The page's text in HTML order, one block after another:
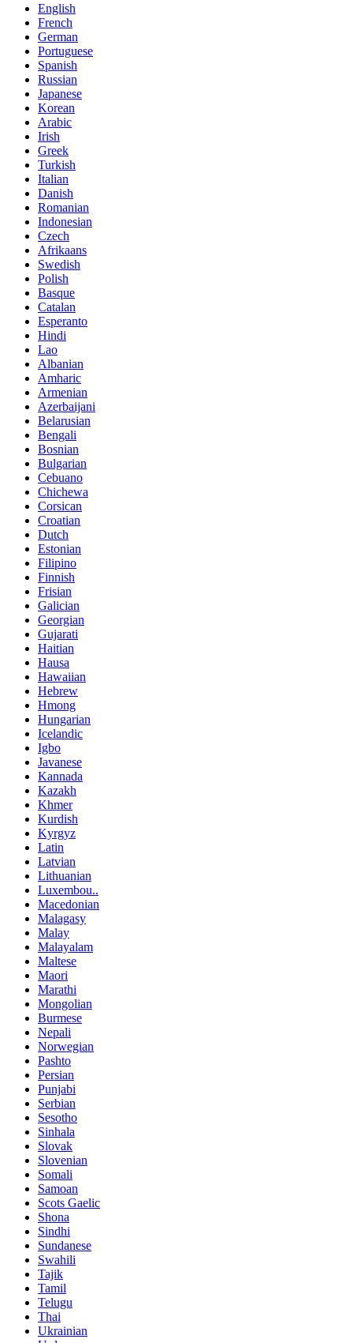
English
French
German
Portuguese
Spanish
Russian
Japanese
Korean
Arabic
Irish
Greek
Turkish
Italian
Danish
Romanian
Indonesian
Czech
Afrikaans
Swedish
Polish
Basque
Catalan
Esperanto
Hindi
Lao
Albanian
Amharic
Armenian
Azerbaijani
Belarusian
Bengali
Bosnian
Bulgarian
Cebuano
Chichewa
Corsican
Croatian
Dutch
Estonian
Filipino
Finnish
Frisian
Galician
Georgian
Gujarati
Haitian
Hausa
Hawaiian
Hebrew
Hmong
Hungarian
Icelandic
Igbo
Javanese
Kannada
Kazakh
Khmer
Kurdish
Kyrgyz
Latin
Latvian
Lithuanian
Luxembou..
Macedonian
Malagasy
Malay
Malayalam
Maltese
Maori
Marathi
Mongolian
Burmese
Nepali
Norwegian
Pashto
Persian
Punjabi
Serbian
Sesotho
Sinhala
Slovak
Slovenian
Somali
Samoan
Scots Gaelic
Shona
Sindhi
Sundanese
Swahili
Tajik
Tamil
Telugu
Thai
Ukrainian